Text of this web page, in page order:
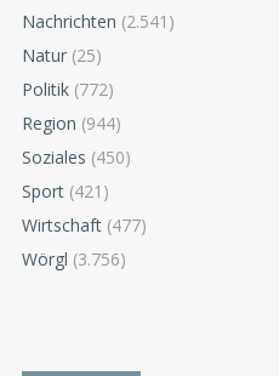
Nachrichten (2.541)
Natur (25)
Politik (772)
Region (944)
Soziales (450)
Sport (421)
Wirtschaft (477)
Wörgl (3.756)